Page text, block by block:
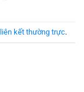
liên kết thường trực.